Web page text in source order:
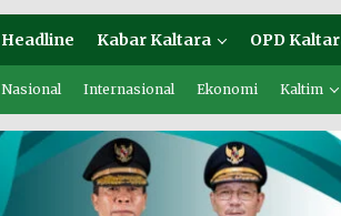
Headline Kabar Kaltara OPD
Nasional Internasional Ekonomi Kaltim